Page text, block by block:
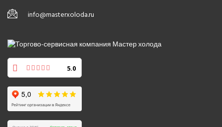
info@masterxoloda.ru
5.0